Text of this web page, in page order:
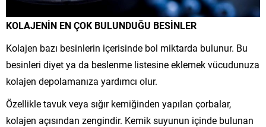
KOLAJENİN EN ÇOK BULUNDUĞU BESİNLER
Kolajen bazı besinlerin içerisinde bol miktarda bulunur. Bu
besinleri diyet ya da beslenme listesine eklemek vücudunuza
kolajen depolamanıza yardımcı olur.
Özellikle tavuk veya sığır kemiğinden yapılan çorbalar,
kolajen açısından zengindir. Kemik suyunun içinde bulunan